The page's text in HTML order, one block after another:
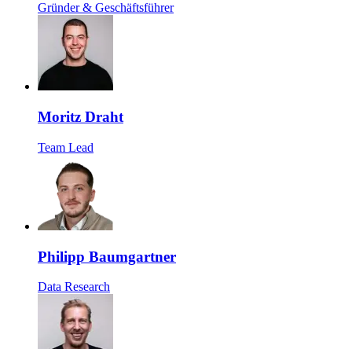
Gründer & Geschäftsführer
Moritz Draht
Team Lead
Philipp Baumgartner
Data Research